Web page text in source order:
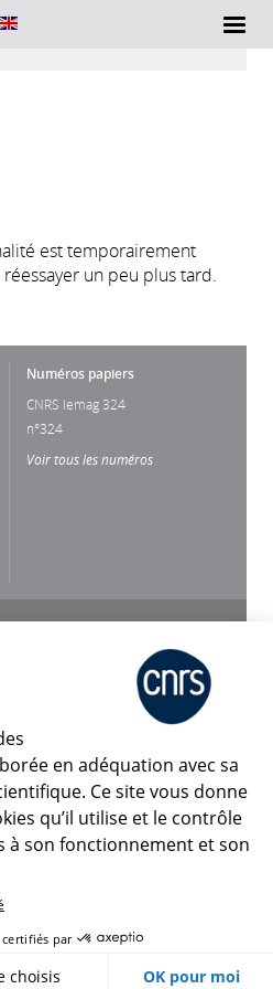
est temporairement
un peu plus tard.
Numéros papiers
CNRS lemag 324
n°324
Voir tous les numéros
Le Mag
© 2026, CNRS
des cookies
en adéquation avec sa
Ce site vous donne
qu’il utilise et le contrôle
à son fonctionnement et son
par
choisis OK pour moi